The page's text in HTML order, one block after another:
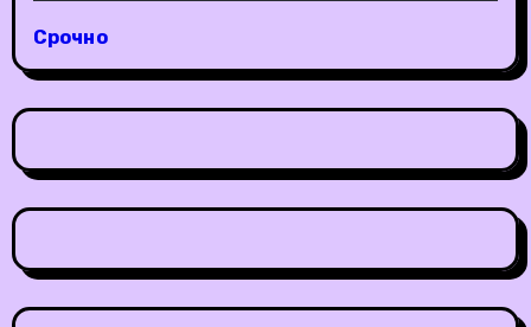
Срочно